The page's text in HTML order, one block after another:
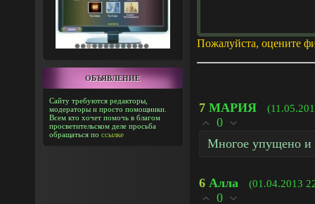
ОБЪЯВЛЕНИЕ
Сайту требуются редакторы,
модераторы и просто помощники.
Всем кто хочет помочь в благом
просветительском деле просьба
обращаться по ссылке
Пожалуйста, оцените
7 МАРИЯ
0
Многое упущено и
6 Алла (01.04.2013
0